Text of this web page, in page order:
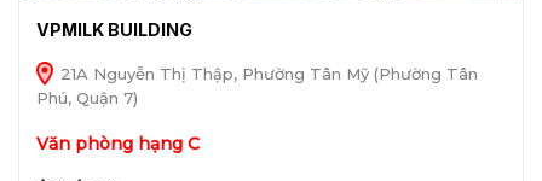
VPMILK BUILDING
21A Nguyễn Thị Thập, Phường Tân Mỹ (Phường Tân
Phú, Quận 7)
Văn phòng hạng C